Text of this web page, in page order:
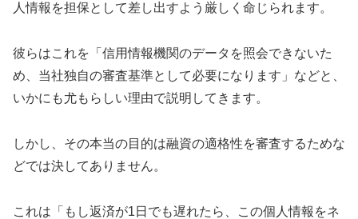
人情報を担保として差し出すよう厳しく命じられます。
彼らはこれを「信用情報機関のデータを照会できないた
め、当社独自の審査基準として必要になります」などと、
いかにも尤もらしい理由で説明してきます。
しかし、その本当の目的は融資の適格性を審査するためな
どでは決してありません。
これは「もし返済が1日でも遅れたら、この個人情報をネ